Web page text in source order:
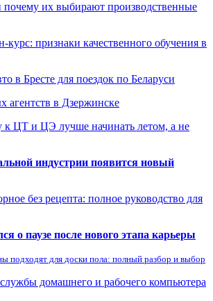
почему их выбирают производственные
курс: признаки качественного обучения в
в Бресте для поездок по Беларуси
агентств в Дзержинске
к ЦТ и ЦЭ лучше начинать летом, а не
индустрии появится новый
без рецепта: полное руководство для
о паузе после нового этапа карьеры
подходят для доски пола: полный разбор и выбор
домашнего и рабочего компьютера